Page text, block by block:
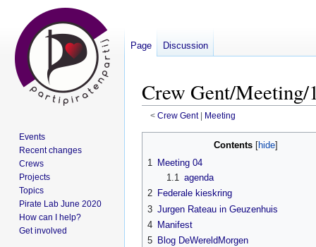
Crew Gent/Meeting/
< Crew Gent‎ | Meeting
navigation
Contents
1 Meeting 04
1.1 agenda
2 Federale kieskring
3 Jurgen Rateau in Geuzenhuis
4 Manifest
5 Blog DeWereldMorgen
Page Discussion
Events
Recent changes
Crews
Projects
Topics
Pirate Lab June 2020
How can I help?
Get involved